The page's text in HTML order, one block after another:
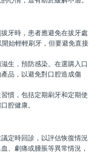
牙時，患者應避免在拔牙處
始輕輕刷牙，但要避免直接
生，預防感染。在選購入口
品，以避免對口腔造成傷
慣，包括定期刷牙和定期使
腔健康。
定時回診，以評估恢復情況
、劇痛或腫脹等異常情況，